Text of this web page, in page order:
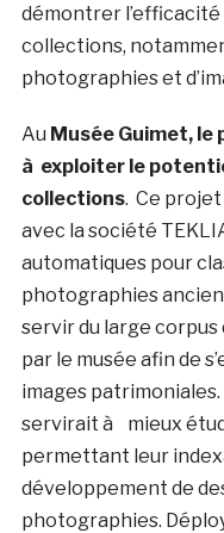
démontrer l’efficacité
collections,
photographies et
Au Musée Guimet, le
à exploiter le
collections. Ce
avec la société
automatiques pour
photographies
servir du large
par le musée afin de
images
servirait à mieux
permettant leur
développement de
photographies.